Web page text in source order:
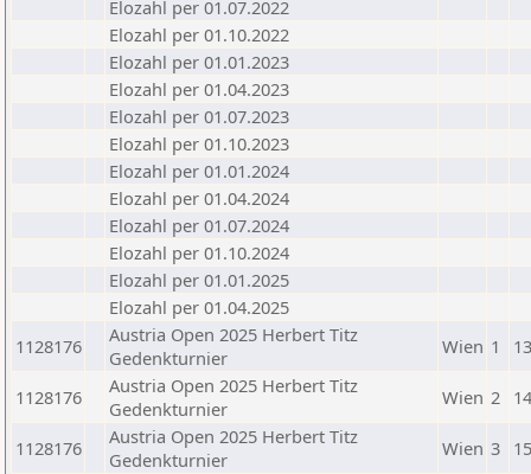
Elozahl per 01.07.2022
Elozahl per 01.10.2022
Elozahl per 01.01.2023
Elozahl per 01.04.2023
Elozahl per 01.07.2023
Elozahl per 01.10.2023
Elozahl per 01.01.2024
Elozahl per 01.04.2024
Elozahl per 01.07.2024
Elozahl per 01.10.2024
Elozahl per 01.01.2025
Elozahl per 01.04.2025
1128176
Austria Open 2025 Herbert Titz
Gedenkturnier
Wien 1
1128176
Austria Open 2025 Herbert Titz
Gedenkturnier
Wien 2
1128176
Austria Open 2025 Herbert Titz
Gedenkturnier
Wien 3